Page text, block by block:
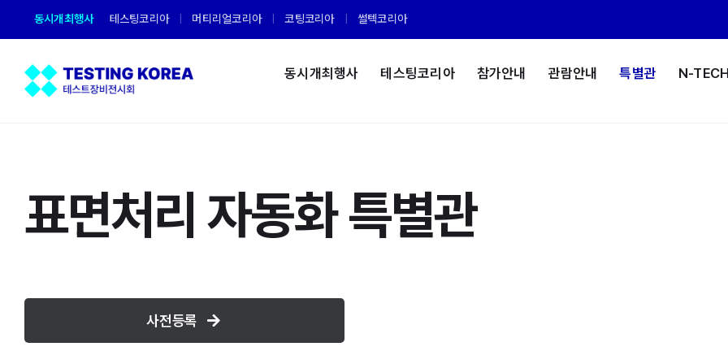
동시개최행사 테스팅코리아 머티리얼코리아 코팅코리아 썰텍코리아
동시개최행사 테스팅코리아 참가안내 관람안내 특별관 N-
표면처리 자동화 특별관
사전등록